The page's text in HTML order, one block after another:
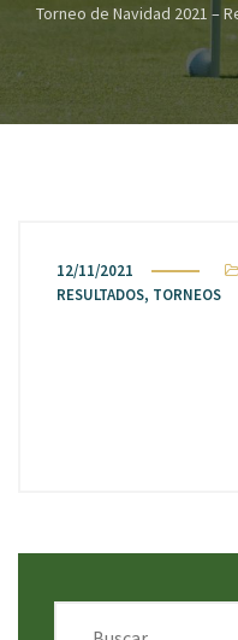
Torneo de Navidad 2021 –
12/11/2021
RESULTADOS, TORNEOS